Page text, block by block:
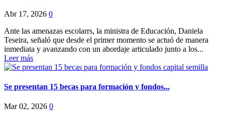
Abr 17, 2026 0
Ante las amenazas escolarrs, la ministra de Educación, Daniela
Teseira, señaló que desde el primer momento se actuó de manera
inmediata y avanzando con un abordaje articulado junto a los...
Leer más
Se presentan 15 becas para formación y fondos...
Mar 02, 2026 0